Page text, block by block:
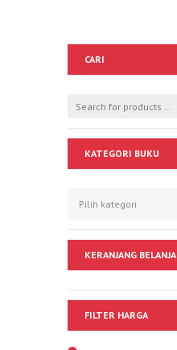
CARI
KATEGORI BUKU
KERANJANG BELANJA
FILTER HARGA